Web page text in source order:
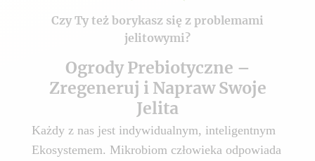
Czy Ty też borykasz się z problemami
jelitowymi?
Ogrody Prebiotyczne –
Zregeneruj i Napraw Swoje
Jelita
Każdy z nas jest indywidualnym, inteligentnym
Ekosystemem. Mikrobiom człowieka odpowiada